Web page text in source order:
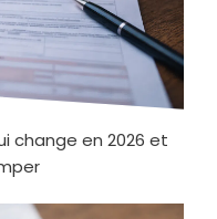
change en 2026 et